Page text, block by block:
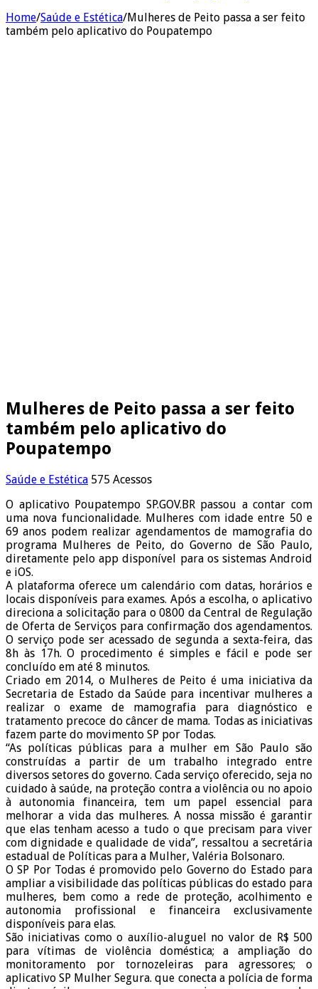
Home/Saúde e Estética/Mulheres de Peito passa a ser feito
também pelo aplicativo do Poupatempo
Mulheres de Peito passa a ser feito
também pelo aplicativo do
Poupatempo
Saúde e Estética 575 Acessos
O aplicativo Poupatempo SP.GOV.BR passou a contar com
uma nova funcionalidade. Mulheres com idade entre 50 e
69 anos podem realizar agendamentos de mamografia do
programa Mulheres de Peito, do Governo de São Paulo,
diretamente pelo app disponível para os sistemas Android
e iOS.
A plataforma oferece um calendário com datas, horários e
locais disponíveis para exames. Após a escolha, o aplicativo
direciona a solicitação para o 0800 da Central de Regulação
de Oferta de Serviços para confirmação dos agendamentos.
O serviço pode ser acessado de segunda a sexta-feira, das
8h às 17h. O procedimento é simples e fácil e pode ser
concluído em até 8 minutos.
Criado em 2014, o Mulheres de Peito é uma iniciativa da
Secretaria de Estado da Saúde para incentivar mulheres a
realizar o exame de mamografia para diagnóstico e
tratamento precoce do câncer de mama. Todas as iniciativas
fazem parte do movimento SP por Todas.
“As políticas públicas para a mulher em São Paulo são
construídas a partir de um trabalho integrado entre
diversos setores do governo. Cada serviço oferecido, seja no
cuidado à saúde, na proteção contra a violência ou no apoio
à autonomia financeira, tem um papel essencial para
melhorar a vida das mulheres. A nossa missão é garantir
que elas tenham acesso a tudo o que precisam para viver
com dignidade e qualidade de vida”, ressaltou a secretária
estadual de Políticas para a Mulher, Valéria Bolsonaro.
O SP Por Todas é promovido pelo Governo do Estado para
ampliar a visibilidade das políticas públicas do estado para
mulheres, bem como a rede de proteção, acolhimento e
autonomia profissional e financeira exclusivamente
disponíveis para elas.
São iniciativas como o auxílio-aluguel no valor de R$ 500
para vítimas de violência doméstica; a ampliação do
monitoramento por tornozeleiras para agressores; o
aplicativo SP Mulher Segura. que conecta a polícia de forma